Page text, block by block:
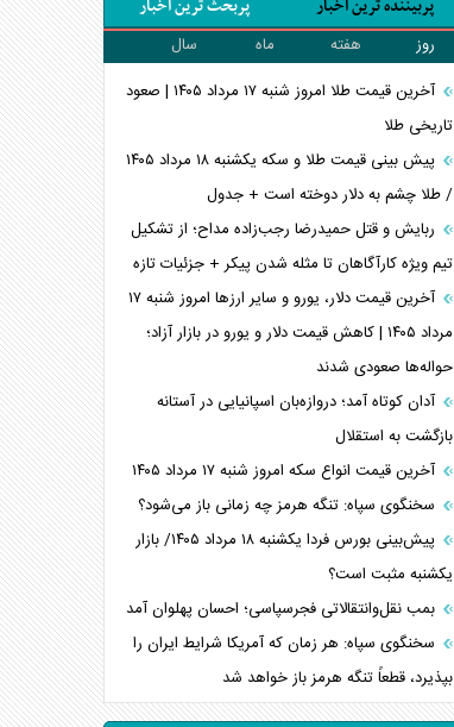
پربیننده ترین اخبار پربحث ترین اخبار
روز هفته ماه
سال
آخرین قیمت طلا امروز شنبه ۱۷ مرداد ۱۴۰۵ | صعود
تاریخی طلا
پیش بینی قیمت طلا و سکه یکشنبه ۱۸ مرداد ۱۴۰۵
/ طلا چشم به دلار دوخته است + جدول
ربایش و قتل حمیدرضا رجب‌زاده مداح؛ از تشکیل
تیم ویژه کارآگاهان تا مثله شدن پیکر + جزئیات تازه
آخرین قیمت دلار، یورو و سایر ارز‌ها امروز شنبه ۱۷
مرداد ۱۴۰۵ | کاهش قیمت دلار و یورو در بازار آزاد؛
حواله‌ها صعودی شدند
آدان کوتاه آمد؛ دروازه‌بان اسپانیایی در آستانه
بازگشت به استقلال
آخرین قیمت انواع سکه امروز شنبه ۱۷ مرداد ۱۴۰۵
سخنگوی سپاه: تنگه هرمز چه زمانی باز می‌شود؟
پیش‌بینی بورس فردا یکشنبه ۱۸ مرداد ۱۴۰۵/ بازار
یکشنبه مثبت است؟
بمب نقل‌وانتقالاتی فجرسپاسی؛ احسان پهلوان آمد
سخنگوی سپاه: هر زمان که آمریکا شرایط ایران را
بپذیرد، قطعاً تنگه هرمز باز خواهد شد